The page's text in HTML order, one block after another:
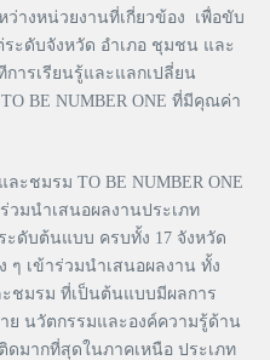
างหน่วยงานที่เกี่ยวข้อง เพื่อขับ
ะดับจังหวัด อำเภอ ชุมชน และ
การเรียนรู้และแลกเปลี่ยน
BE NUMBER ONE ที่มีคุณค่า
ะชมรม TO BE NUMBER ONE
วมนำเสนอผลงานประเภท
ะดับต้นแบบ ครบทั้ง 17 จังหวัด
ๆ เข้าร่วมนำเสนอผลงาน ทั้ง
ชมรม ที่เป็นต้นแบบมีผลการ
ย นวัตกรรมและองค์ความรู้ด้าน
มากที่สุดในภาคเหนือ ประเภท